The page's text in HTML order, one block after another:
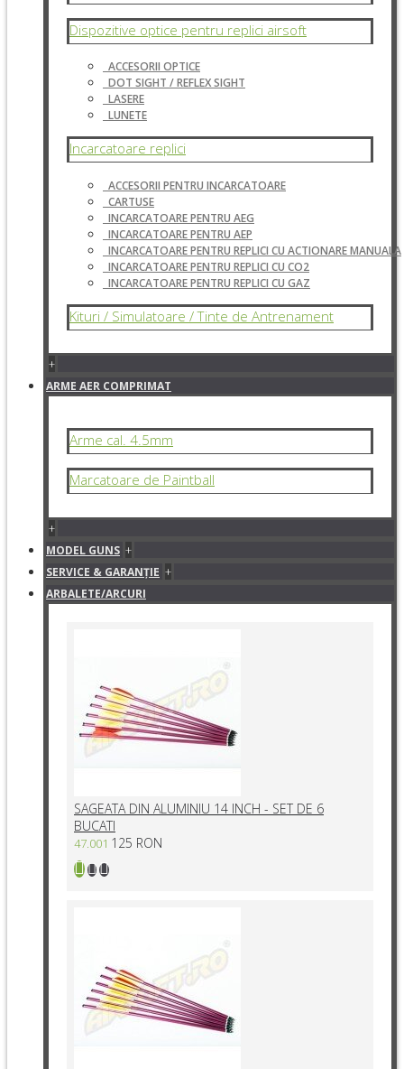
Dispozitive optice pentru replici airsoft
ACCESORII OPTICE
DOT SIGHT / REFLEX SIGHT
LASERE
LUNETE
Incarcatoare replici
ACCESORII PENTRU INCARCATOARE
CARTUSE
INCARCATOARE PENTRU AEG
INCARCATOARE PENTRU AEP
INCARCATOARE PENTRU REPLICI CU ACTIONARE MANUALA
INCARCATOARE PENTRU REPLICI CU CO2
INCARCATOARE PENTRU REPLICI CU GAZ
Kituri / Simulatoare / Tinte de Antrenament
+
ARME AER COMPRIMAT
Arme cal. 4.5mm
Marcatoare de Paintball
+
MODEL GUNS +
SERVICE & GARANŢIE +
ARBALETE/ARCURI
SAGEATA DIN ALUMINIU 14 INCH - SET DE 6
BUCATI
47.001 125 RON